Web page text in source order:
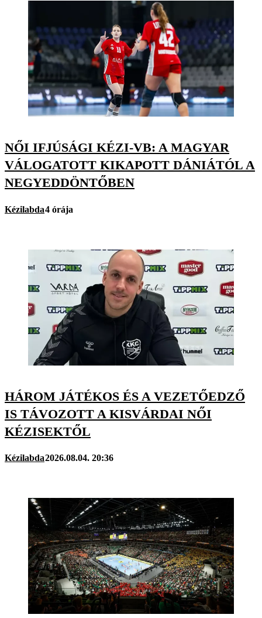
NŐI IFJÚSÁGI KÉZI-VB: A MAGYAR
VÁLOGATOTT KIKAPOTT DÁNIÁTÓL A
NEGYEDDÖNTŐBEN
Kézilabda4 órája
HÁROM JÁTÉKOS ÉS A VEZETŐEDZŐ
IS TÁVOZOTT A KISVÁRDAI NŐI
KÉZISEKTŐL
Kézilabda2026.08.04. 20:36